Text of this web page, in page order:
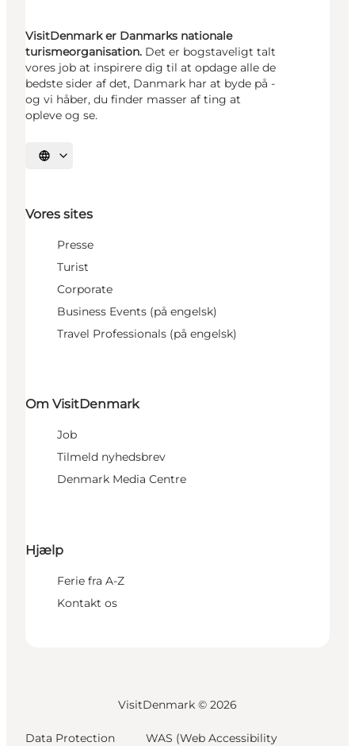
VisitDenmark er Danmarks nationale
turismeorganisation. Det er bogstaveligt talt
vores job at inspirere dig til at opdage alle de
bedste sider af det, Danmark har at byde på -
og vi håber, du finder masser af ting at
opleve og se.
Vælg sprog
Vores sites
Presse
Turist
Corporate
Business Events (på engelsk)
Travel Professionals (på engelsk)
Om VisitDenmark
Job
Tilmeld nyhedsbrev
Denmark Media Centre
Hjælp
Ferie fra A-Z
Kontakt os
VisitDenmark © 2026
Data Protection WAS (Web Accessibility